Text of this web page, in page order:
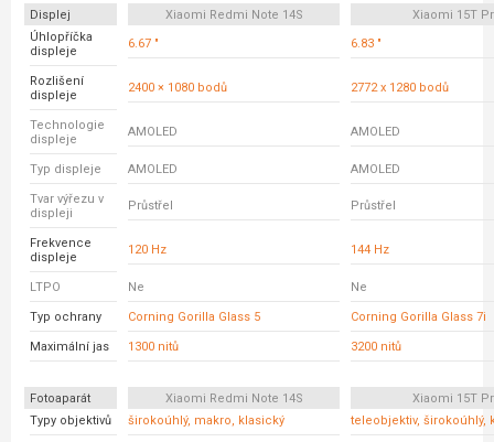
Displej Xiaomi Redmi Note 14S
Xiaomi 15T
Úhlopříčka
displeje
6.67 " 6.83 "
Rozlišení
displeje
2400 × 1080 bodů 2772 x 1280 bodů
Technologie
displeje
AMOLED AMOLED
Typ displeje AMOLED AMOLED
Tvar výřezu v
displeji
Průstřel Průstřel
Frekvence
displeje
120 Hz 144 Hz
LTPO Ne Ne
Typ ochrany Corning Gorilla Glass 5 Corning Gorilla Glass 7i
Maximální jas 1300 nitů 3200 nitů
Fotoaparát Xiaomi Redmi Note 14S
Xiaomi 15T
Typy objektivů
širokoúhlý, makro, klasický teleobjektiv, širokoúhlý,